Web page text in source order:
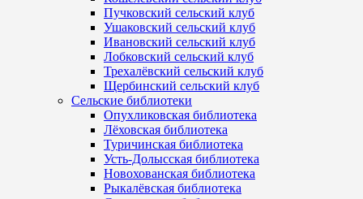
Пучковский сельский клуб
Ушаковский сельский клуб
Ивановский сельский клуб
Лобковский сельский клуб
Трехалёвский сельский клуб
Щербинский сельский клуб
Сельские библиотеки
Опухликовская библиотека
Лёховская библиотека
Туричинская библиотека
Усть-Долысская библиотека
Новохованская библиотека
Рыкалёвская библиотека